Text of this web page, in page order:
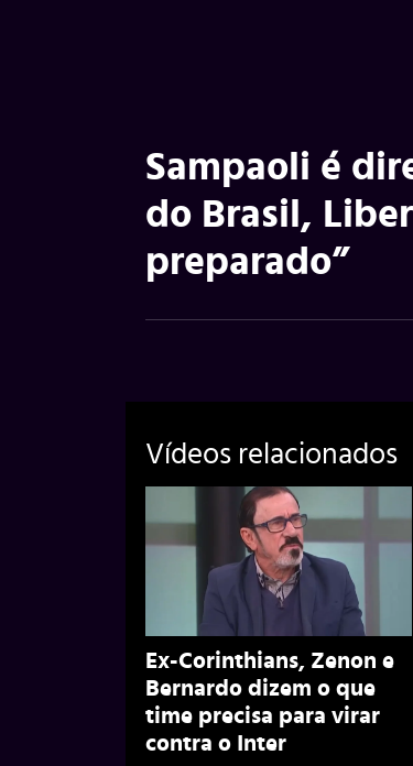
Sampaoli é
do Brasil,
preparado”
Vídeos relacionados
Ex-Corinthians, Zenon e
Bernardo dizem o que
time precisa para virar
contra o Inter